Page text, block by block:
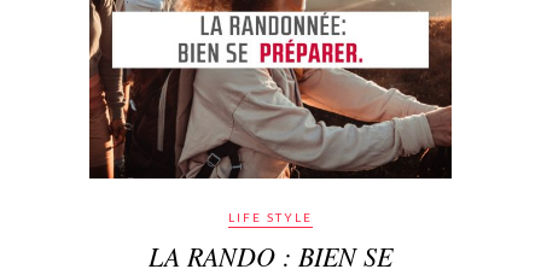
LIFE STYLE
LA RANDO : BIEN SE